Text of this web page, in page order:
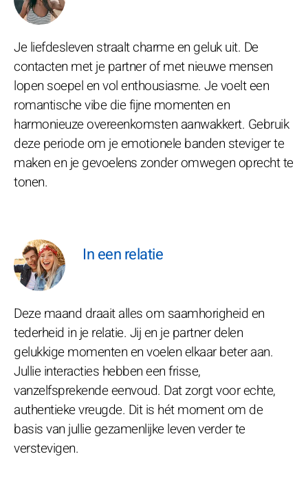
Je liefdesleven straalt charme en geluk uit. De
contacten met je partner of met nieuwe mensen
lopen soepel en vol enthousiasme. Je voelt een
romantische vibe die fijne momenten en
harmonieuze overeenkomsten aanwakkert. Gebruik
deze periode om je emotionele banden steviger te
maken en je gevoelens zonder omwegen oprecht te
tonen.
In een relatie
Deze maand draait alles om saamhorigheid en
tederheid in je relatie. Jij en je partner delen
gelukkige momenten en voelen elkaar beter aan.
Jullie interacties hebben een frisse,
vanzelfsprekende eenvoud. Dat zorgt voor echte,
authentieke vreugde. Dit is hét moment om de
basis van jullie gezamenlijke leven verder te
verstevigen.